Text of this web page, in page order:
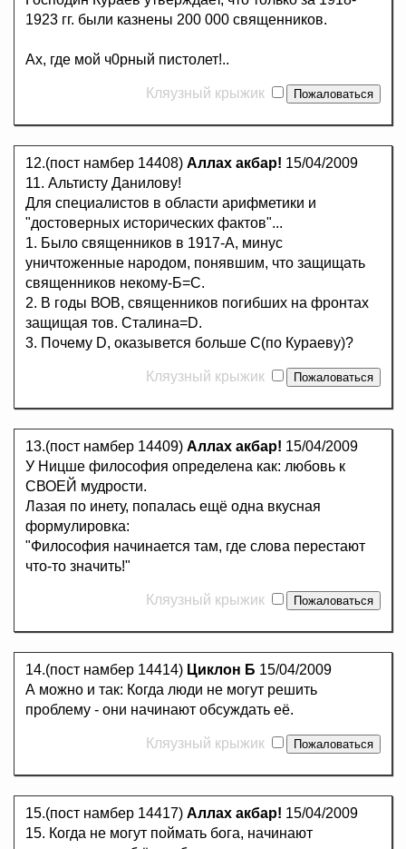
1923 гг. были казнены 200 000 священников.
Ах, где мой ч0рный пистолет!..
Кляузный крыжик
12.(пост намбер 14408) Аллах акбар! 15/04/2009
11. Альтисту Данилову!
Для специалистов в области арифметики и
"достоверных исторических фактов"...
1. Было священников в 1917-А, минус
уничтоженные народом, понявшим, что защищать
священников некому-Б=С.
2. В годы ВОВ, священников погибших на фронтах
защищая тов. Сталина=D.
3. Почему D, оказывется больше С(по Кураеву)?
Кляузный крыжик
13.(пост намбер 14409) Аллах акбар! 15/04/2009
У Ницше философия определена как: любовь к
СВОЕЙ мудрости.
Лазая по инету, попалась ещё одна вкусная
формулировка:
"Философия начинается там, где слова перестают
что-то значить!"
Кляузный крыжик
14.(пост намбер 14414) Циклон Б 15/04/2009
А можно и так: Когда люди не могут решить
проблему - они начинают обсуждать её.
Кляузный крыжик
15.(пост намбер 14417) Аллах акбар! 15/04/2009
15. Когда не могут поймать бога, начинают